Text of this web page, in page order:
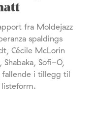
fra Moldejazz
spaldings
Cécile McLorin
Shabaka, Sofi-O,
fallende i tillegg til